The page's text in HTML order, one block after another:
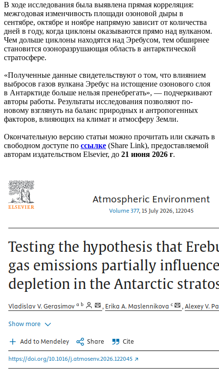
В ходе исследования была выявлена прямая корреляция:
межгодовая изменчивость площади озоновой дыры в
сентябре, октябре и ноябре напрямую зависит от количества
дней в году, когда циклоны оказываются прямо над вулканом.
Чем дольше циклоны находятся над Эребусом, тем обширнее
становится озоноразрушающая область в антарктической
стратосфере.
«Полученные данные свидетельствуют о том, что влиянием
выбросов газов вулкана Эребус на истощение озонового слоя
в Антарктиде больше нельзя пренебрегать», — подчеркивают
авторы работы. Результаты исследования позволяют по-
новому взглянуть на баланс природных и антропогенных
факторов, влияющих на климат и атмосферу Земли.
Окончательную версию статьи можно прочитать или скачать в
свободном доступе по ссылке (Share Link), предоставляемой
авторам издательством Elsevier, до 21 июня 2026 г.